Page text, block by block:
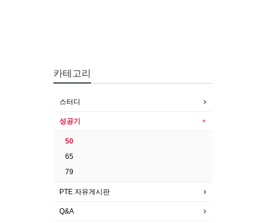
카테고리
스터디
성공기
50
65
79
PTE 자유게시판
Q&A